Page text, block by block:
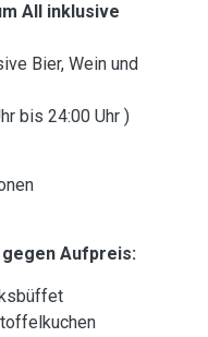
All inklusive
Bier, Wein und
bis 24:00 Uhr )
Aufpreis: